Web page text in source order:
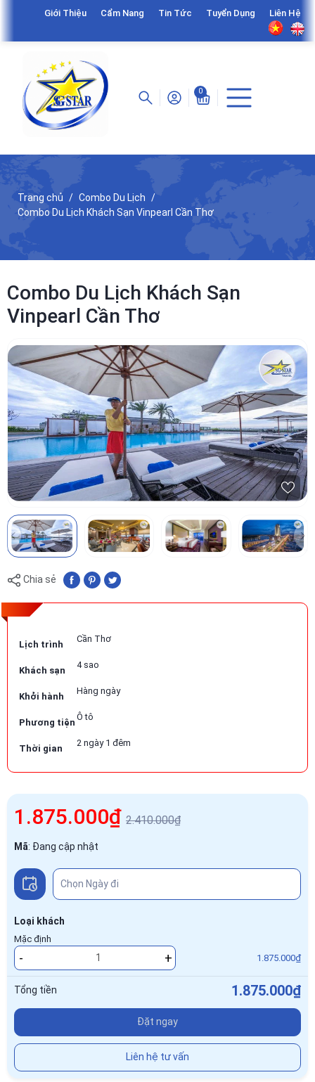
Giới Thiệu Cẩm Nang Tin Tức Tuyển Dụng Liên Hệ
0
Trang chủ
Combo Du Lịch
Combo Du Lịch Khách Sạn Vinpearl Cần Thơ
Combo Du Lịch Khách Sạn
Vinpearl Cần Thơ
Chia sẻ
Lịch trình
Cần Thơ
Khách sạn
4 sao
Khởi hành
Hàng ngày
Phương tiện
Ô tô
Thời gian
2 ngày 1 đêm
1.875.000₫ 2.410.000₫
Mã: Đang cập nhật
Loại khách
Mặc định
- + 1.875.000₫
Tổng tiền 1.875.000₫
Đặt ngay
Liên hệ tư vấn